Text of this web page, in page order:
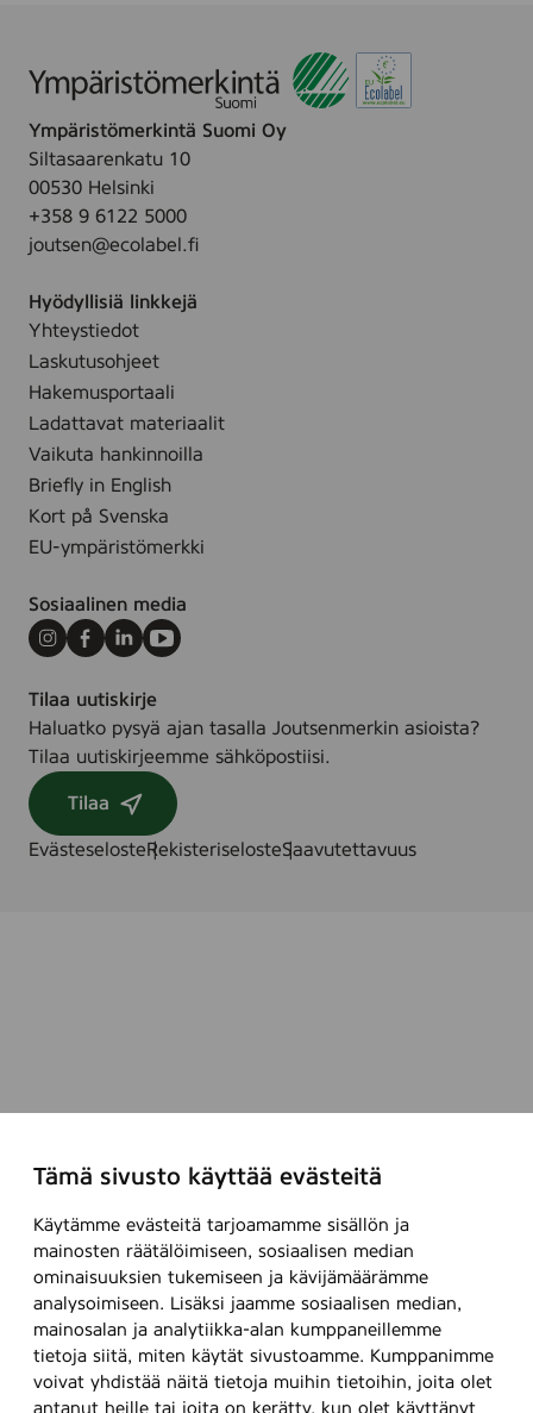
Tämä sivusto käyttää evästeitä
Käytämme evästeitä tarjoamamme sisällön ja
mainosten räätälöimiseen, sosiaalisen median
ominaisuuksien tukemiseen ja kävijämäärämme
analysoimiseen. Lisäksi jaamme sosiaalisen median,
mainosalan ja analytiikka-alan kumppaneillemme
tietoja siitä, miten käytät sivustoamme. Kumppanimme
voivat yhdistää näitä tietoja muihin tietoihin, joita olet
antanut heille tai joita on kerätty, kun olet käyttänyt
Ympäristömerkintä Suomi Oy
Siltasaarenkatu 10
00530 Helsinki
+358 9 6122 5000
joutsen@ecolabel.fi
Hyödyllisiä linkkejä
Yhteystiedot
Laskutusohjeet
Hakemusportaali
Ladattavat materiaalit
Vaikuta hankinnoilla
Briefly in English
Kort på Svenska
EU-ympäristömerkki
Sosiaalinen media
Instagram
Facebook
LinkedInYoutube
Tilaa uutiskirje
Haluatko pysyä ajan tasalla Joutsenmerkin asioista?
Tilaa uutiskirjeemme sähköpostiisi.
Tilaa
EvästeselosteRekisteriselosteSaavutettavuus